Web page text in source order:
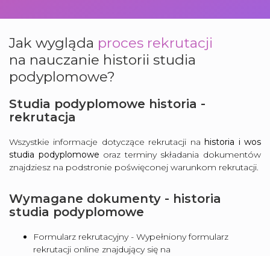
Jak wygląda proces rekrutacji
na nauczanie historii studia
podyplomowe?
Studia podyplomowe historia -
rekrutacja
Wszystkie informacje dotyczące rekrutacji nahistoria i wos
studia podyplomowe oraz terminy składania dokumentów
znajdziesz na podstronie poświęconej warunkom rekrutacji.
Wymagane dokumenty - historia
studia podyplomowe
Formularz rekrutacyjny - Wypełniony formularz
rekrutacji online znajdujący się na